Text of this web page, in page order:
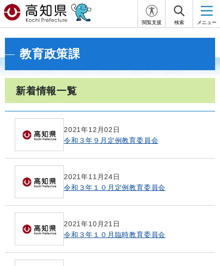
閲覧支援 検索 メニュー
教育政策課
新着情報一覧
2021年12月02日
令和３年９月定例教育委員会
2021年11月24日
令和３年１０月定例教育委員会
2021年10月21日
令和３年１０月臨時教育委員会